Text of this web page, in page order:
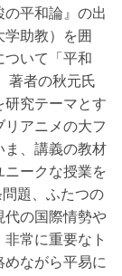
平和論』の出
助教）を囲
ついて「平和
著者の秋元氏
研究テーマとす
アニメの大フ
ま、講義の教材
ニークな授業を
題、ふたつの
の国際情勢や
常に重要なト
めながら平易に